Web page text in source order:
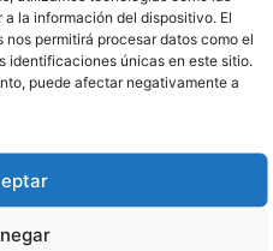
la información del dispositivo. El
permitirá procesar datos como el
identificaciones únicas en este sitio.
puede afectar negativamente a